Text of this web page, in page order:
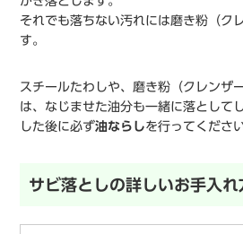
それでも落ちない汚れには磨き粉（ク
す。
スチールたわしや、磨き粉（クレンザ
は、なじませた油分も一緒に落として
した後に必ず油ならしを行ってください
サビ落としの詳しいお手入れ